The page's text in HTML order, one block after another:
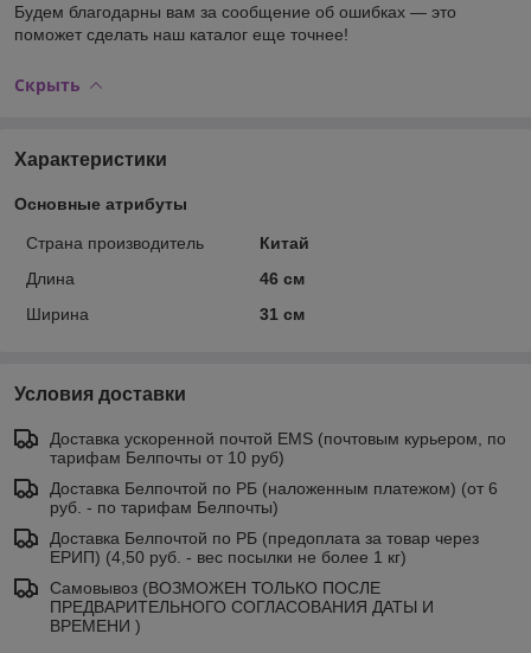
Будем благодарны вам за сообщение об ошибках — это
поможет сделать наш каталог еще точнее!
Скрыть
Характеристики
Основные атрибуты
Страна производитель
Китай
Длина
46 см
Ширина
31 см
Условия доставки
Доставка ускоренной почтой EMS (почтовым курьером, по
тарифам Белпочты от 10 руб)
Доставка Белпочтой по РБ (наложенным платежом) (от 6
руб. - по тарифам Белпочты)
Доставка Белпочтой по РБ (предоплата за товар через
ЕРИП) (4,50 руб. - вес посылки не более 1 кг)
Самовывоз (ВОЗМОЖЕН ТОЛЬКО ПОСЛЕ
ПРЕДВАРИТЕЛЬНОГО СОГЛАСОВАНИЯ ДАТЫ И
ВРЕМЕНИ )